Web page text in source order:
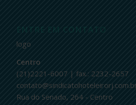
ENTRE EM CONTATO
logo
Centro
(21)2221-6007 | fax.: 2232-2657
Rua do Senado, 264 - Centro